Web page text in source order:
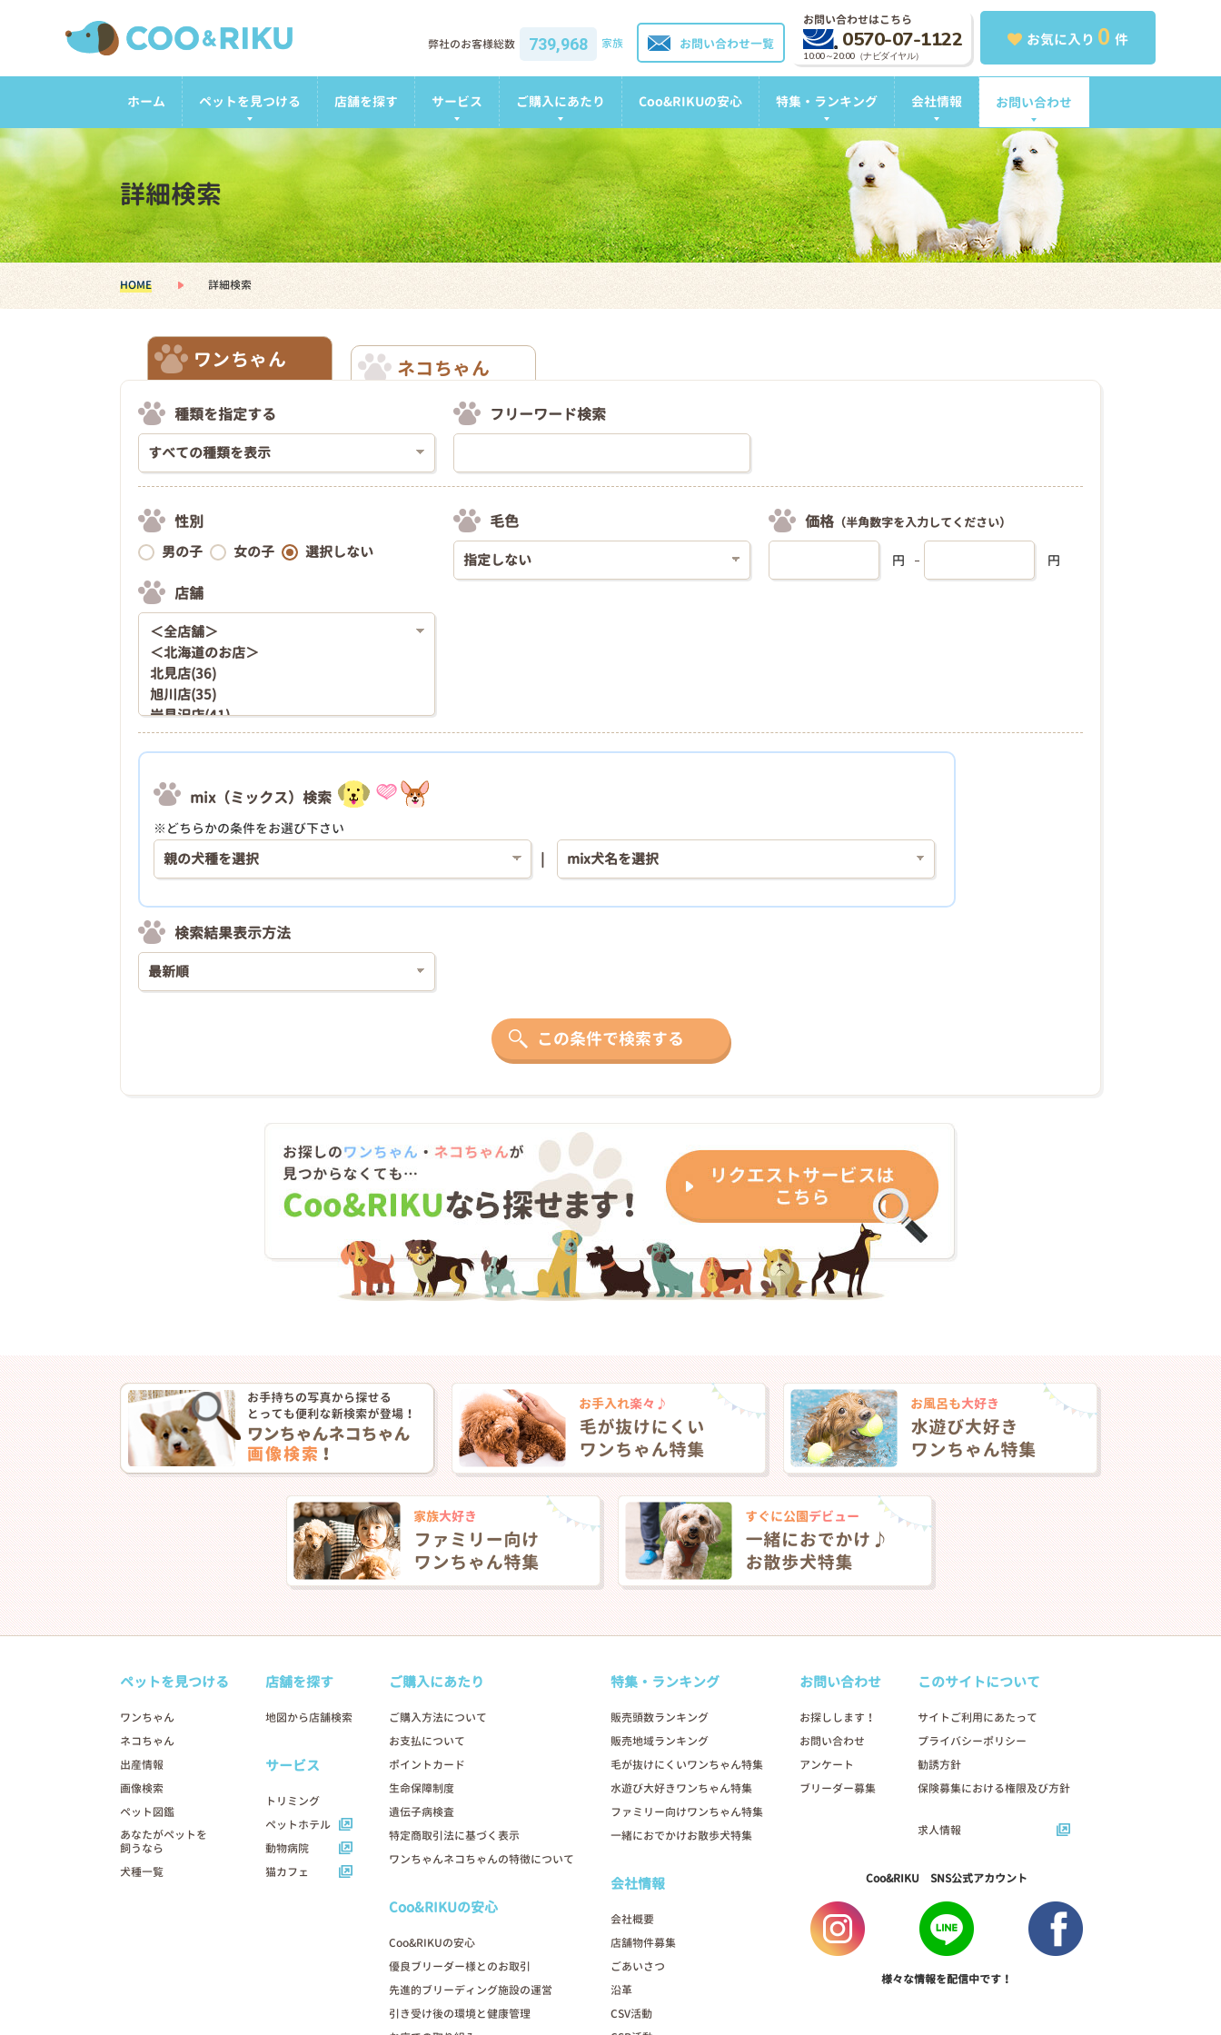
お気に入り 0 件
お問い合わせはこちら
0570-07-1122
10:00～20:00（ナビダイヤル）
お問い合わせ一覧
弊社のお客様総数 739,968 家族
ホーム ペットを見つける 店舗を探す サービス ご購入にあたり Coo&RIKUの安心 特集・ランキング 会社情報 お問い合わせ
詳細検索
HOME 詳細検索
ワンちゃん ネコちゃん
種類を指定する フリーワード検索
性別
男の子 女の子 選択しない
店舗
毛色 価格 （半角数字を入力してください）
円 円
mix（ミックス）検索
※どちらかの条件をお選び下さい
検索結果表示方法
この条件で検索する
ペットを見つける
ワンちゃん
ネコちゃん
出産情報
画像検索
ペット図鑑
あなたがペットを
飼うなら
犬種一覧
店舗を探す
地図から店舗検索
サービス
トリミング
ペットホテル
動物病院
猫カフェ
ご購入にあたり
ご購入方法について
お支払について
ポイントカード
生命保障制度
遺伝子病検査
特定商取引法に基づく表示
ワンちゃんネコちゃんの特徴について
Coo&RIKUの安心
Coo&RIKUの安心
優良ブリーダー様とのお取引
先進的ブリーディング施設の運営
引き受け後の環境と健康管理
特集・ランキング
販売頭数ランキング
販売地域ランキング
毛が抜けにくいワンちゃん特集
水遊び大好きワンちゃん特集
ファミリー向けワンちゃん特集
一緒におでかけお散歩犬特集
会社情報
会社概要
店舗物件募集
ごあいさつ
沿革
CSV活動
お問い合わせ
お探しします！
お問い合わせ
アンケート
ブリーダー募集
このサイトについて
サイトご利用にあたって
プライバシーポリシー
勧誘方針
保険募集における権限及び方針
求人情報
Coo&RIKU SNS公式アカウント
様々な情報を配信中です！